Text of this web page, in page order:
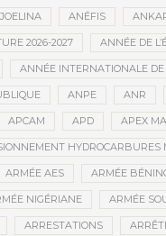
ANÉFIS
2026-2027 ANNÉE DE
ANNÉE INTERNATIONALE
ANPE ANR
APCAM APD APEX
HYDROCARBURES
ARMÉE AES ARMÉE
NIGÉRIANE ARMÉE
ARRESTATIONS